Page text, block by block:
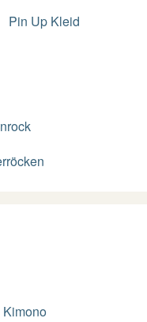
Pin Up Kleid
Kimono